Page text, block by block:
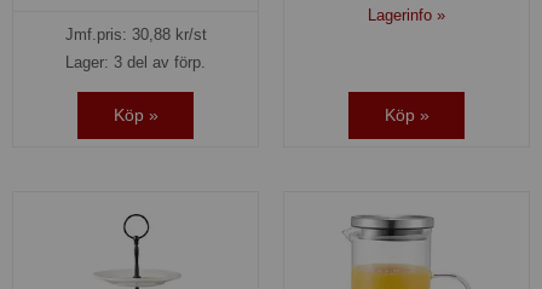
Jmf.pris: 30,88kr/st
Lager: 3 del av förp.
Köp »
Lagerinfo »
Köp »